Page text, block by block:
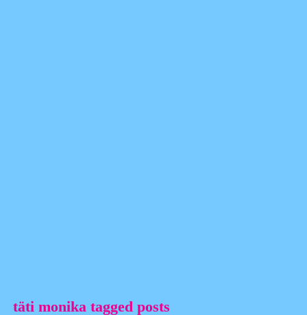
täti monika tagged posts